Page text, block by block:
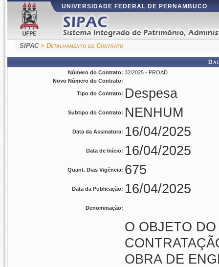
UNIVERSIDADE FEDERAL DE PERNAMBUCO
SIPAC> Detalhamento de Contrato
Número do Contrato: 32/2025 - PROAD
Novo Número do Contrato:
Tipo do Contrato: Despesa
Subtipo do Contrato: NENHUM
Data da Assinatura: 16/04/2025
Data de Início: 16/04/2025
Quant. Dias Vigência: 675
Data da Publicação: 16/04/2025
Denominação:
O OBJETO
OBRA DE